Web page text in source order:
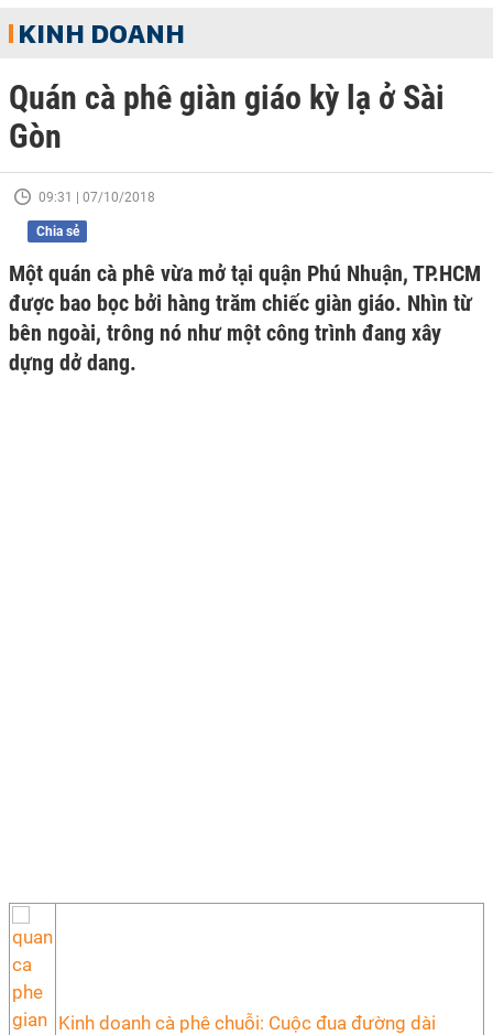
KINH DOANH
Quán cà phê giàn giáo kỳ lạ ở Sài
Gòn
09:31 | 07/10/2018
Chia sẻ
Một quán cà phê vừa mở tại quận Phú Nhuận, TP.HCM
được bao bọc bởi hàng trăm chiếc giàn giáo. Nhìn từ
bên ngoài, trông nó như một công trình đang xây
dựng dở dang.
Kinh doanh cà phê chuỗi: Cuộc đua đường dài